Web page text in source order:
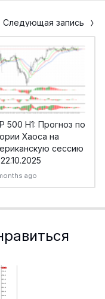
Следующая запись
500 H1: Прогноз по
Хаоса на
сессию
ago